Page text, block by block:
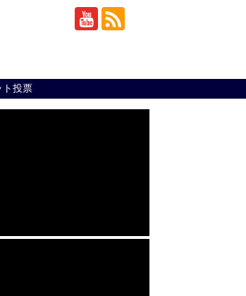
投票